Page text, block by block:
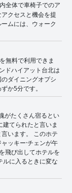
全体で車椅子でのア
クセスと機会を提
ムには、ウォーク
無料で利用できま
ドハイアット台北は
ダイニングオプシ
か5分です。
がたくさん宿るとい
てられたと言いま
います。 このホテ
ッキー·チェンが午
飛び出してホテルを
ルに入るときに変な